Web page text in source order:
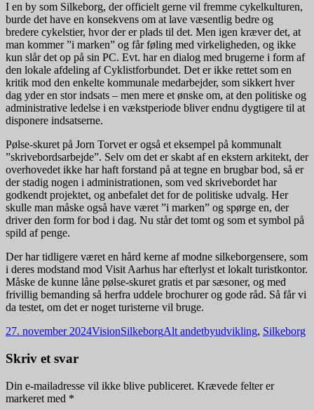
I en by som Silkeborg, der officielt gerne vil fremme cykelkulturen,
burde det have en konsekvens om at lave væsentlig bedre og
bredere cykelstier, hvor der er plads til det. Men igen kræver det, at
man kommer ”i marken” og får føling med virkeligheden, og ikke
kun slår det op på sin PC. Evt. har en dialog med brugerne i form af
den lokale afdeling af Cyklistforbundet. Det er ikke rettet som en
kritik mod den enkelte kommunale medarbejder, som sikkert hver
dag yder en stor indsats – men mere et ønske om, at den politiske og
administrative ledelse i en vækstperiode bliver endnu dygtigere til at
disponere indsatserne.
Pølse-skuret på Jorn Torvet er også et eksempel på kommunalt
”skrivebordsarbejde”. Selv om det er skabt af en ekstern arkitekt, der
overhovedet ikke har haft forstand på at tegne en brugbar bod, så er
der stadig nogen i administrationen, som ved skrivebordet har
godkendt projektet, og anbefalet det for de politiske udvalg. Her
skulle man måske også have været ”i marken” og spørge en, der
driver den form for bod i dag. Nu står det tomt og som et symbol på
spild af penge.
Der har tidligere været en hård kerne af modne silkeborgensere, som
i deres modstand mod Visit Aarhus har efterlyst et lokalt turistkontor.
Måske de kunne låne pølse-skuret gratis et par sæsoner, og med
frivillig bemanding så herfra uddele brochurer og gode råd. Så får vi
da testet, om det er noget turisterne vil bruge.
Udgivet
27. november 2024Forfatter
VisionSilkeborgKategorier
Alt andetTags
byudvikling, Silkeborg
Skriv et svar
Din e-mailadresse vil ikke blive publiceret. Krævede felter er
markeret med *